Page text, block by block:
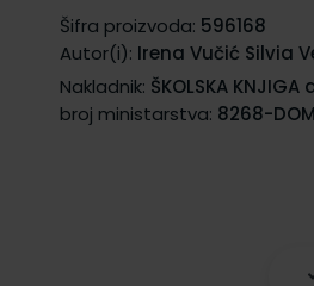
Šifra proizvoda: 596168
Autor(i): Irena Vučić Silvia
Nakladnik: ŠKOLSKA KNJIGA
broj ministarstva: 8268-DOM